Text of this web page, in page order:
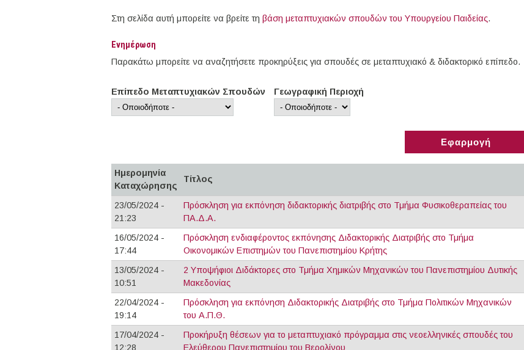
Στη σελίδα αυτή μπορείτε να βρείτε τη βάση μεταπτυχιακών σπουδών του Υπουργείου Παιδείας.
Ενημέρωση
Παρακάτω μπορείτε να αναζητήσετε προκηρύξεις για σπουδές σε μεταπτυχιακό & διδακτορικό επίπεδο.
Επίπεδο Μεταπτυχιακών Σπουδών Γεωγραφική Περιοχή
Ημερομηνία
Καταχώρησης
Τίτλος
23/05/2024 -
21:23
Πρόσκληση για εκπόνηση διδακτορικής διατριβής στο Τμήμα Φυσικοθεραπείας του
ΠΑ.Δ.Α.
16/05/2024 -
17:44
Πρόσκληση ενδιαφέροντος εκπόνησης Διδακτορικής Διατριβής στο Τμήμα
Οικονομικών Επιστημών του Πανεπιστημίου Κρήτης
13/05/2024 -
10:51
2 Υποψήφιοι Διδάκτορες στο Τμήμα Χημικών Μηχανικών του Πανεπιστημίου Δυτικής
Μακεδονίας
22/04/2024 -
19:14
Πρόσκληση για εκπόνηση Διδακτορικής Διατριβής στο Τμήμα Πολιτικών Μηχανικών
του Α.Π.Θ.
17/04/2024 -
12:28
Προκήρυξη θέσεων για το μεταπτυχιακό πρόγραμμα στις νεοελληνικές σπουδές του
Ελεύθερου Πανεπιστημίου του Βερολίνου